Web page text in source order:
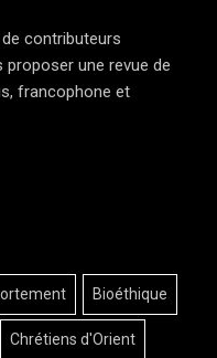
contributeurs
une revue de
francophone et
Bioéthique
Chrétiens d'Orient